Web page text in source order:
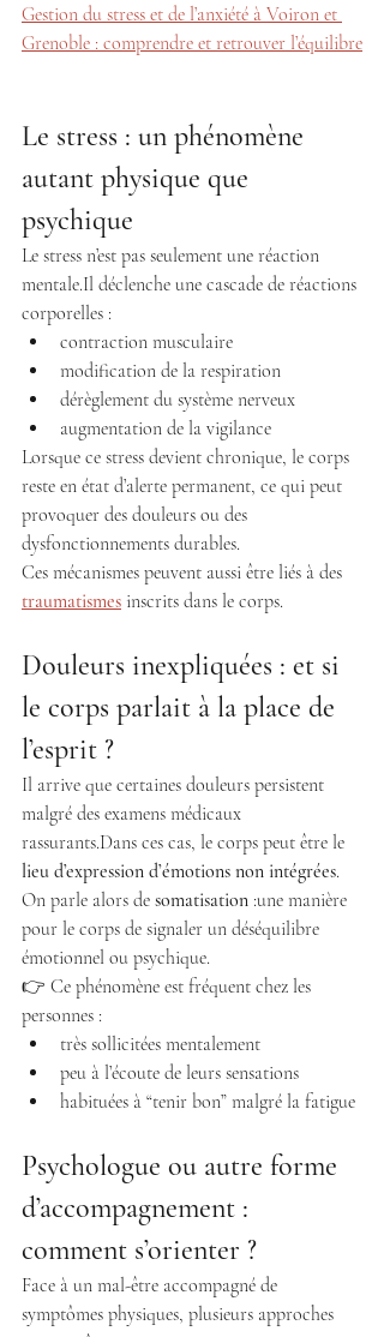
Gestion du stress et de l’anxiété à Voiron et
Grenoble : comprendre et retrouver l’équilibre
Le stress : un phénomène
autant physique que
psychique
Le stress n’est pas seulement une réaction
mentale.Il déclenche une cascade de réactions
corporelles :
contraction musculaire
modification de la respiration
dérèglement du système nerveux
augmentation de la vigilance
Lorsque ce stress devient chronique, le corps
reste en état d’alerte permanent, ce qui peut
provoquer des douleurs ou des
dysfonctionnements durables.
Ces mécanismes peuvent aussi être liés à des
traumatismes inscrits dans le corps.
Douleurs inexpliquées : et si
le corps parlait à la place de
l’esprit ?
Il arrive que certaines douleurs persistent
malgré des examens médicaux
rassurants.Dans ces cas, le corps peut être le
lieu d’expression d’émotions non intégrées.
On parle alors de somatisation :une manière
pour le corps de signaler un déséquilibre
émotionnel ou psychique.
👉 Ce phénomène est fréquent chez les
personnes :
très sollicitées mentalement
peu à l’écoute de leurs sensations
habituées à “tenir bon” malgré la fatigue
Psychologue ou autre forme
d’accompagnement :
comment s’orienter ?
Face à un mal-être accompagné de
symptômes physiques, plusieurs approches